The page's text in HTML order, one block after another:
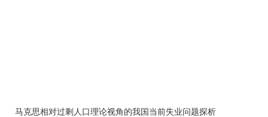
马克思相对过剩人口理论视角的我国当前失业问题探析